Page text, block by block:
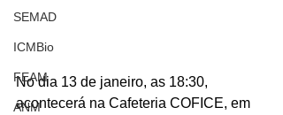
SEMAD
ICMBio
FEAM
ANM
No dia 13 de janeiro, as 18:30,
acontecerá na Cafeteria COFICE, em